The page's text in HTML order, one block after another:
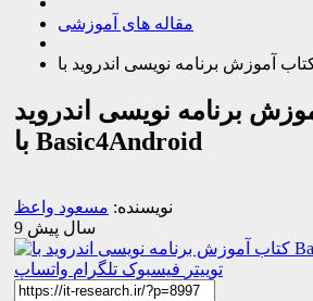
مقاله های آموزشی
برنامه نویسی اندروید
با Basic4Android
نویسنده: مسعود واعظ
9 سال پیش
توییتر فیسبوک تلگرام واتساپ